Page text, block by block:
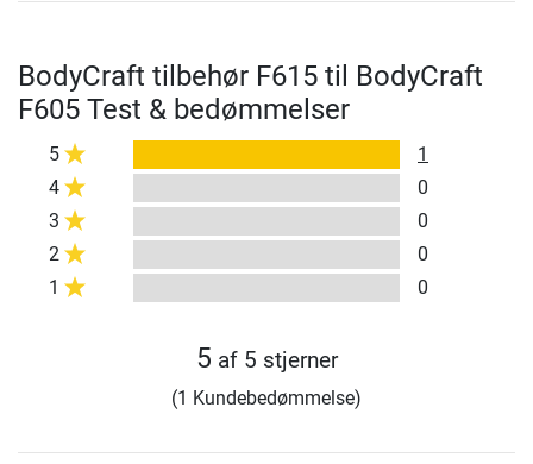
BodyCraft tilbehør F615 til BodyCraft
F605 Test & bedømmelser
5
1
4
0
3
0
2
0
1
0
5 af 5 stjerner
(1 Kundebedømmelse)